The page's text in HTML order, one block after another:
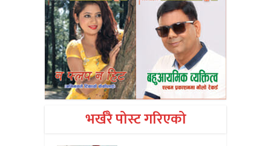
भर्खरै पोस्ट गरिएको